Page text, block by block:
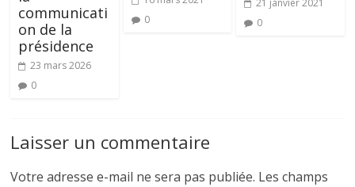
communicati
on de la
présidence
23 mars 2026
0
0
21 janvier 2021
0
Laisser un commentaire
Votre adresse e-mail ne sera pas publiée. Les champs